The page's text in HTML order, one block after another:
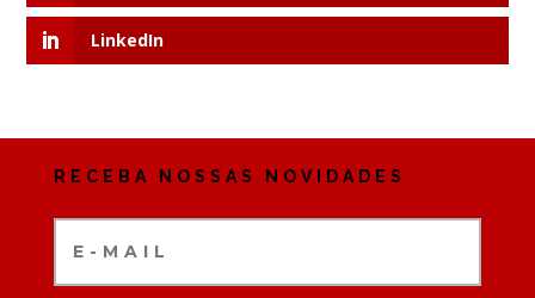
LinkedIn
RECEBA NOSSAS NOVIDADES